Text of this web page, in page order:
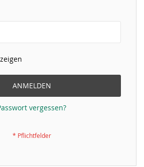
ANMELDEN
vergessen?